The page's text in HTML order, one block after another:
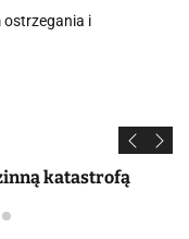
ostrzegania i
katastrofą